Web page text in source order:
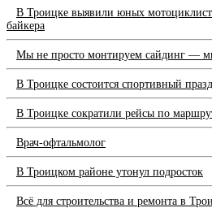
В Троицке выявили юных
байкера
Мы не просто монтируем сайдинг — мы
В Троицке состоится спортивный
В Троицке сократили рейсы по
Врач-офтальмолог
В Троицком районе утонул подросток
Всё для строительства и ремонта в